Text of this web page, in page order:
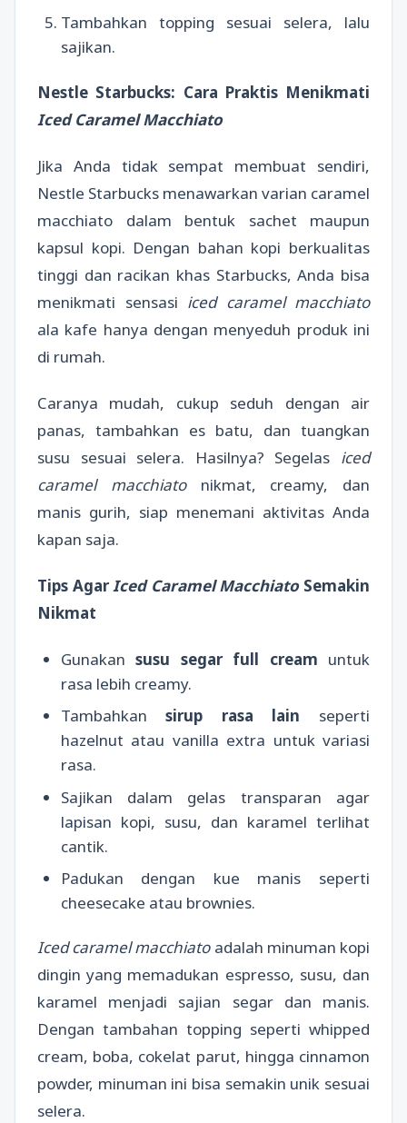
Tambahkan topping sesuai selera, lalu
sajikan.
Nestle Starbucks: Cara Praktis Menikmati
Iced Caramel Macchiato
Jika Anda tidak sempat membuat sendiri,
Nestle Starbucks menawarkan varian caramel
macchiato dalam bentuk sachet maupun
kapsul kopi. Dengan bahan kopi berkualitas
tinggi dan racikan khas Starbucks, Anda bisa
menikmati sensasi iced caramel macchiato
ala kafe hanya dengan menyeduh produk ini
di rumah.
Caranya mudah, cukup seduh dengan air
panas, tambahkan es batu, dan tuangkan
susu sesuai selera. Hasilnya? Segelas iced
caramel macchiatonikmat, creamy, dan
manis gurih, siap menemani aktivitas Anda
kapan saja.
Tips AgarIced Caramel MacchiatoSemakin
Nikmat
Gunakan susu segar full cream untuk
rasa lebih creamy.
Tambahkansirup rasa lain seperti
hazelnut atau vanilla extra untuk variasi
rasa.
Sajikan dalam gelas transparan agar
lapisan kopi, susu, dan karamel terlihat
cantik.
Padukan dengan kue manis seperti
cheesecake atau brownies.
Iced caramel macchiatoadalah minuman kopi
dingin yang memadukan espresso, susu, dan
karamel menjadi sajian segar dan manis.
Dengan tambahan topping seperti whipped
cream, boba, cokelat parut, hingga cinnamon
powder, minuman ini bisa semakin unik sesuai
selera.